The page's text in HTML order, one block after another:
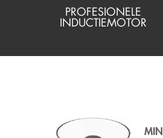
PROFESIONELE
INDUCTIEMOTOR